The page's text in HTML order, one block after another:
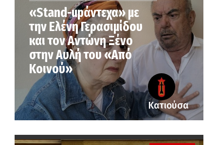
«Stand-upάντεχα» με
την Ελένη Γερασιμίδου
και τον Αντώνη Ξένο
στην Αυλή του «Από
Κοινού»
Κατιούσα